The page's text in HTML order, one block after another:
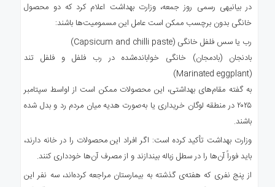
در بیانیهی رسمی روز جمعه، وزارت بهداشت اعلام کرد که دو محصول
خانگی بدون برچسب ممکن است عامل این مسمومیت‌ها باشند:
رب یا سس فلفل خانگی (Capsicum and chilli paste)
بادنجان (بادمجان) خانگی خوابانده‌شده در رب فلفل و فلفل تند
(Marinated eggplant)
به گفته‌ مقام‌های بهداشتی، این محصولات ممکن است از اواسط سپتامبر
۲۰۲۵ در منطقه‌ لوگان خریداری یا به‌صورت هدیه میان مردم رد و بدل شده
باشند.
وزارت بهداشت تأکید کرده است: اگر افراد این محصولات را در خانه دارند،
باید فوراً آن‌ها را در سطل زباله بیندازند و از مصرف آن‌ها خودداری کنند.
از پنج نفری که هفته‌ی گذشته به بیمارستان مراجعه کرده‌اند، سه نفر این